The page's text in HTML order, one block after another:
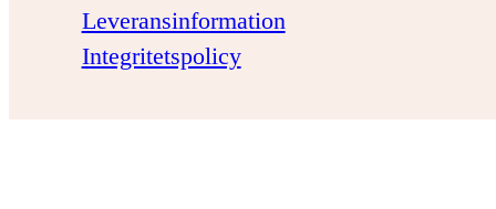
Leveransinformation
Integritetspolicy